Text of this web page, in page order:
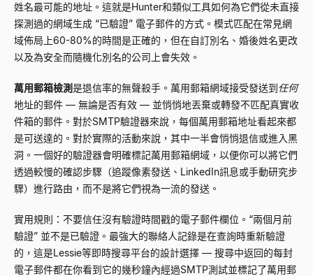
姓名最可能的地址。這就是Hunter和類似工具如何為它們從未直接
探測過的網域生成 “已驗證” 電子郵件的方式。模式匹配在常見網
域佈局上60-80%的時間是正確的，但在自訂別名、婚後姓名更改
以及為安全而隨機化別名的公司上會失效。
萬用郵箱檢測是退信率的無聲殺手。萬用郵箱網域接受發送到任何
地址的郵件 — 無論是否有效 — 並悄悄地丟棄或轉發不匹配真實收
件箱的郵件。對於SMTP驗證器來說，每個萬用郵箱地址看起來都
是可送達的。對於實際的活動來說，其中一半會悄悄退信或進入黑
洞。一個好的驗證器會明確標記萬用郵箱網域，以便你可以將它們
透過較慢的確認步驟（追蹤像素發送、LinkedIn訊息或手動研究步
驟）進行路由，而不是將它們視為一流的發送。
實用規則：不要信任沒有驗證時間戳的電子郵件欄位。 “兩個月前
驗證” 並不是已驗證。最強大的聯絡人記錄是在查詢時重新驗證
的，這是Lessie等即時搜尋平台的設計選擇 — 搜尋中返回的每封
電子郵件都在你看到它的幾秒鐘內經過SMTP測試並標記了萬用郵